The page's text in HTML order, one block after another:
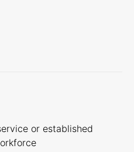
or established